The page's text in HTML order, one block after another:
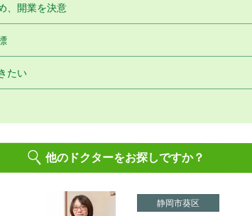
、開業を決意
たい
他のドクターをお探しですか？
静岡市葵区